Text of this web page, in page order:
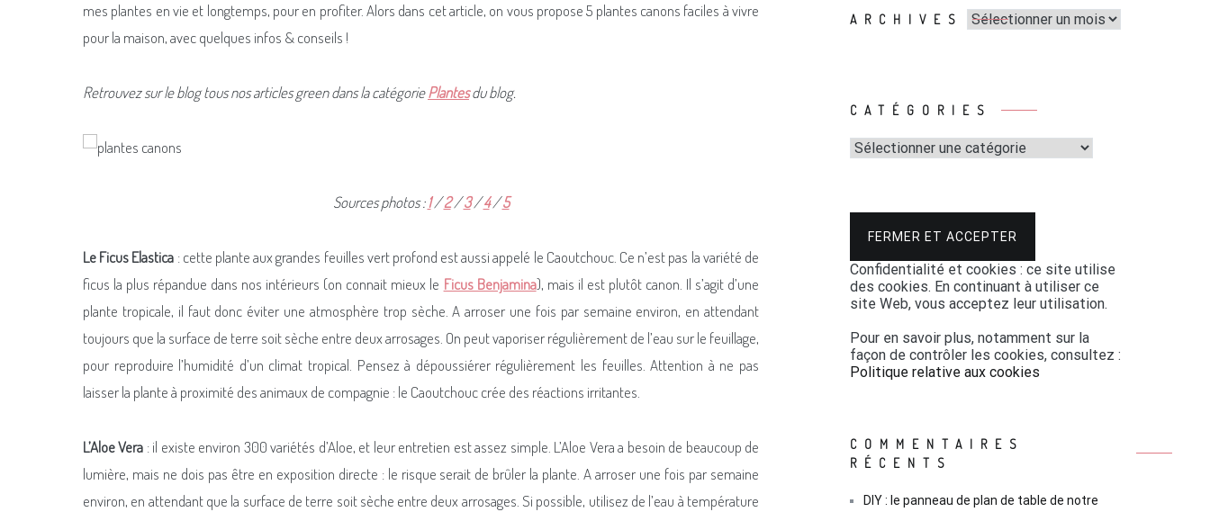
mes plantes en vie et longtemps, pour en profiter. Alors dans cet article, on vous propose 5 plantes canons faciles à vivre
pour la maison, avec quelques infos & conseils !
Retrouvez sur le blog tous nos articles green dans la catégoriePlantesdu blog.
Sources photos :1/2/3/4/5
Le Ficus Elastica : cette plante aux grandes feuilles vert profond est aussi appelé le Caoutchouc. Ce n’est pas la variété de
ficus la plus répandue dans nos intérieurs (on connait mieux le Ficus Benjamina), mais il est plutôt canon. Il s’agit d’une
plante tropicale, il faut donc éviter une atmosphère trop sèche. A arroser une fois par semaine environ, en attendant
toujours que la surface de terre soit sèche entre deux arrosages. On peut vaporiser régulièrement de l’eau sur le feuillage,
pour reproduire l’humidité d’un climat tropical. Pensez à dépoussiérer régulièrement les feuilles. Attention à ne pas
laisser la plante à proximité des animaux de compagnie : le Caoutchouc crée des réactions irritantes.
L’Aloe Vera : il existe environ 300 variétés d’Aloe, et leur entretien est assez simple. L’Aloe Vera a besoin de beaucoup de
lumière, mais ne dois pas être en exposition directe : le risque serait de brûler la plante. A arroser une fois par semaine
environ, en attendant que la surface de terre soit sèche entre deux arrosages. Si possible, utilisez de l’eau à température
ARCHIVES Archives
CATÉGORIES
Catégories
Confidentialité et cookies : ce site utilise
des cookies. En continuant à utiliser ce
site Web, vous acceptez leur utilisation.
Pour en savoir plus, notamment sur la
façon de contrôler les cookies, consultez :
Politique relative aux cookies
COMMENTAIRES
RÉCENTS
DIY : le panneau de plan de table de notre